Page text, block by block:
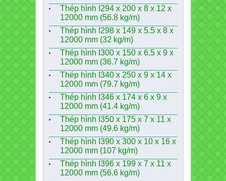
Thép hình I294 x 200 x 8 x 12 x
12000 mm (56.8 kg/m)
Thép hình I298 x 149 x 5.5 x 8 x
12000 mm (32 kg/m)
Thép hình I300 x 150 x 6.5 x 9 x
12000 mm (36.7 kg/m)
Thép hình I340 x 250 x 9 x 14 x
12000 mm (79.7 kg/m)
Thép hình I346 x 174 x 6 x 9 x
12000 mm (41.4 kg/m)
Thép hình I350 x 175 x 7 x 11 x
12000 mm (49.6 kg/m)
Thép hình I390 x 300 x 10 x 16 x
12000 mm (107 kg/m)
Thép hình I396 x 199 x 7 x 11 x
12000 mm (56.6 kg/m)